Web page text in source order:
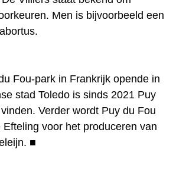
Men is bijvoorbeeld een
Fou-park in Frankrijk opende in
stad Toledo is sinds 2021 Puy
Verder wordt Puy du Fou
voor het produceren van
■